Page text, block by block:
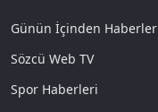
Günün İçinden Haberler
Sözcü Web TV
Spor Haberleri